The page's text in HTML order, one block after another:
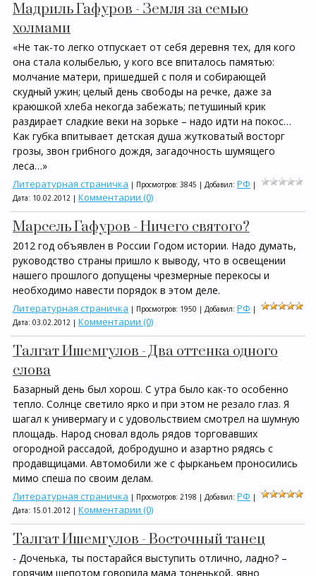
Мадриль Гафуров - Земля за семью
холмами
«Не так-то легко отпускает от себя деревня тех, для кого
она стала колыбелью, у кого все впиталось памятью:
молчание матери, пришедшей с поля и собирающей
скудный ужин; целый день свободы на речке, даже за
краюшкой хлеба некогда забежать; петушиный крик
раздирает сладкие веки на зорьке – надо идти на покос…
Как губка впитывает детская душа жутковатый восторг
грозы, звон грибного дождя, загадочность шумящего
леса…»
Литературная страничка | Просмотров: 3845 | Добавил: РФ |
Дата: 10.02.2012 | Комментарии (0)
Марсель Гафуров - Ничего святого?
2012 год объявлен в России Годом истории. Надо думать,
руководство страны пришло к выводу, что в освещении
нашего прошлого допущены чрезмерные перекосы и
необходимо навести порядок в этом деле.
Литературная страничка | Просмотров: 1950 | Добавил: РФ |
Дата: 03.02.2012 | Комментарии (0)
Талгат Ишемгулов - Два оттенка одного
слова
Базарный день был хорош. С утра было как-то особенно
тепло. Солнце светило ярко и при этом не резало глаз. Я
шагал к универмагу и с удовольствием смотрел на шумную
площадь. Народ сновал вдоль рядов торговавших
огородной рассадой, добродушно и азартно рядясь с
продавщицами. Автомобили же с фырканьем проносились
мимо спеша по своим делам.
Литературная страничка | Просмотров: 2198 | Добавил: РФ |
Дата: 15.01.2012 | Комментарии (0)
Талгат Ишемгулов - Восточный танец
- Доченька, ты постарайся выступить отлично, ладно? –
горячим шепотом говорила мама тоненькой, явно